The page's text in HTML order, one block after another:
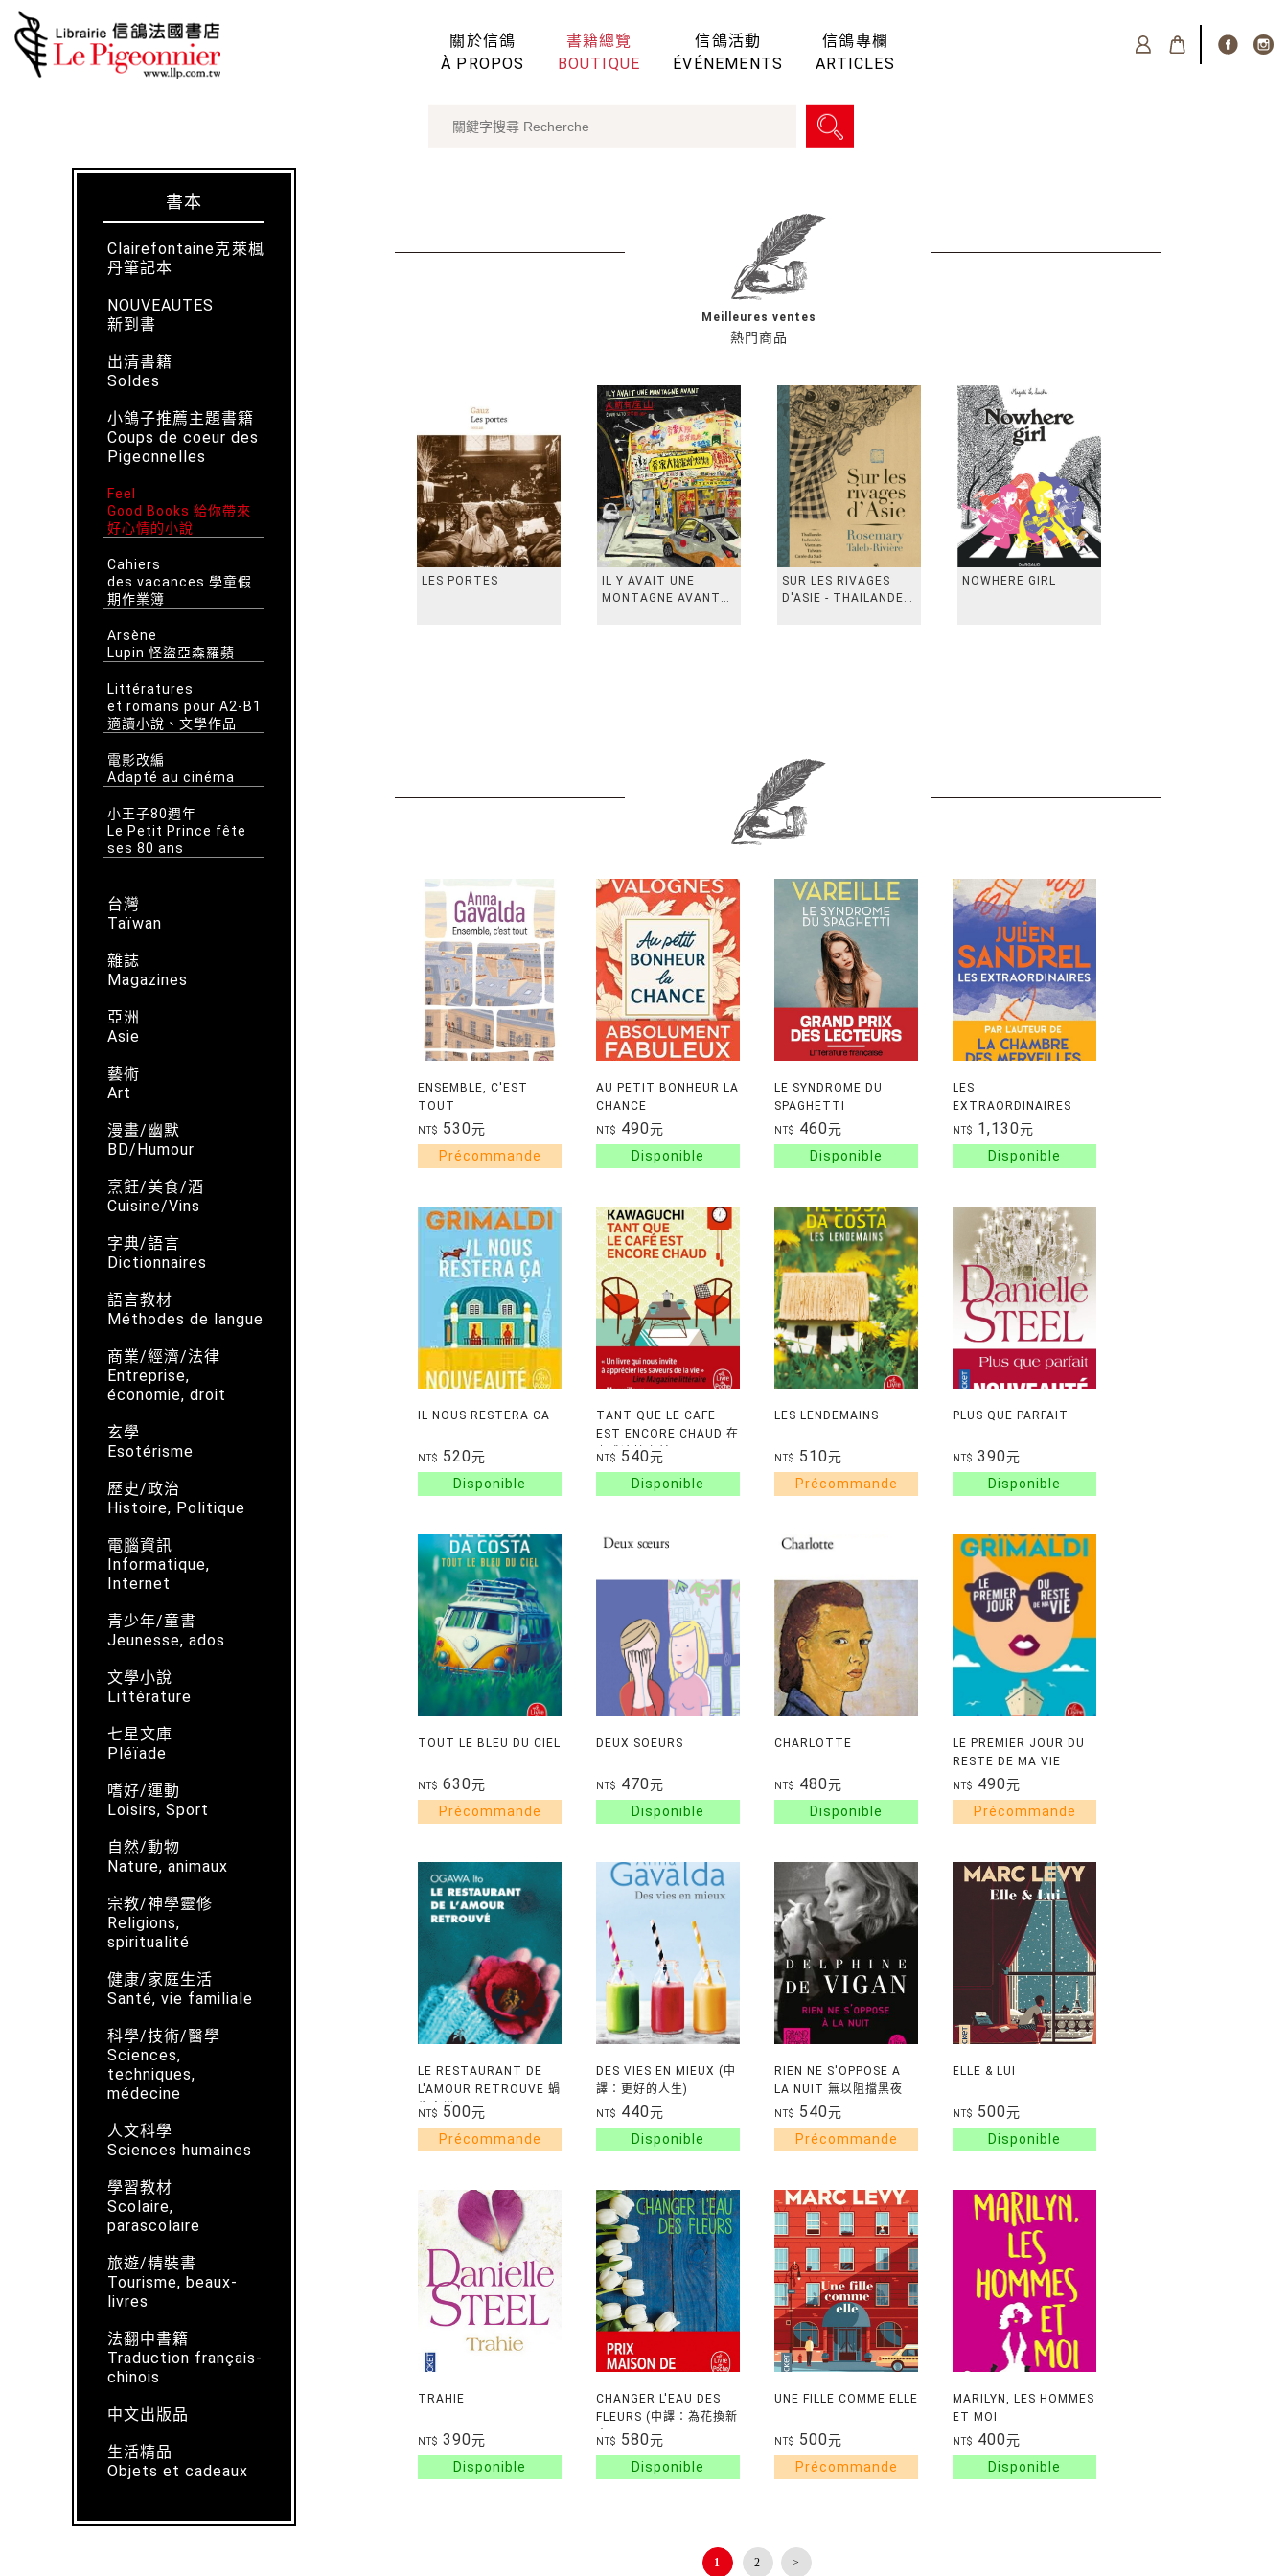
關於信鴿
À PROPOS
書籍總覽
BOUTIQUE
信鴿活動
ÉVÉNEMENTS
信鴿專欄
ARTICLES
書本
Clairefontaine克萊楓
丹筆記本
NOUVEAUTES
新到書
出清書籍
Soldes
小鴿子推薦主題書籍
Coups de coeur des
Pigeonnelles
Feel
Good Books 給你帶來
好心情的小說
Cahiers
des vacances 學童假
期作業簿
Arsène
Lupin 怪盜亞森羅蘋
Littératures
et romans pour A2-B1
適讀小說、文學作品
電影改編
Adapté au cinéma
小王子80週年
Le Petit Prince fête
ses 80 ans
台灣
Taïwan
雜誌
Magazines
亞洲
Asie
藝術
Art
漫畫/幽默
BD/Humour
烹飪/美食/酒
Cuisine/Vins
字典/語言
Dictionnaires
語言教材
Méthodes de langue
商業/經濟/法律
Entreprise,
économie, droit
玄學
Esotérisme
歷史/政治
Histoire, Politique
電腦資訊
Informatique,
Internet
青少年/童書
Jeunesse, ados
文學小說
Littérature
七星文庫
Pléïade
嗜好/運動
Loisirs, Sport
自然/動物
Nature, animaux
宗教/神學靈修
Religions,
spiritualité
健康/家庭生活
Santé, vie familiale
科學/技術/醫學
Sciences,
techniques,
médecine
人文科學
Sciences humaines
學習教材
Scolaire,
parascolaire
旅遊/精裝書
Tourisme, beaux-
livres
法翻中書籍
Traduction français-
chinois
中文出版品
生活精品
Objets et cadeaux
熱門商品
Meilleures ventes
LES PORTES
IL Y AVAIT UNE
MONTAGNE AVANT
SUR LES RIVAGES
D'ASIE - THAILANDE,
NOWHERE GIRL
ENSEMBLE, C'EST
TOUT
NT$ 530元
AU PETIT BONHEUR LA
CHANCE
NT$ 490元
LE SYNDROME DU
SPAGHETTI
NT$ 460元
LES
EXTRAORDINAIRES
NT$ 1,130元
IL NOUS RESTERA CA
NT$ 520元
TANT QUE LE CAFE
EST ENCORE CHAUD 在
咖啡冷掉之前
(Litterature japonaise)
NT$ 540元
LES LENDEMAINS
NT$ 510元
PLUS QUE PARFAIT
NT$ 390元
TOUT LE BLEU DU CIEL
NT$ 630元
DEUX SOEURS
NT$ 470元
CHARLOTTE
NT$ 480元
LE PREMIER JOUR DU
RESTE DE MA VIE
NT$ 490元
LE RESTAURANT DE
L'AMOUR RETROUVE 蝸
牛食堂
NT$ 500元
DES VIES EN MIEUX (中
譯：更好的人生)
NT$ 440元
RIEN NE S'OPPOSE A
LA NUIT 無以阻擋黑夜
NT$ 540元
ELLE & LUI
NT$ 500元
TRAHIE
NT$ 390元
CHANGER L'EAU DES
FLEURS (中譯：為花換新
水)
NT$ 580元
UNE FILLE COMME ELLE
NT$ 500元
MARILYN, LES HOMMES
ET MOI
NT$ 400元
1 2 >